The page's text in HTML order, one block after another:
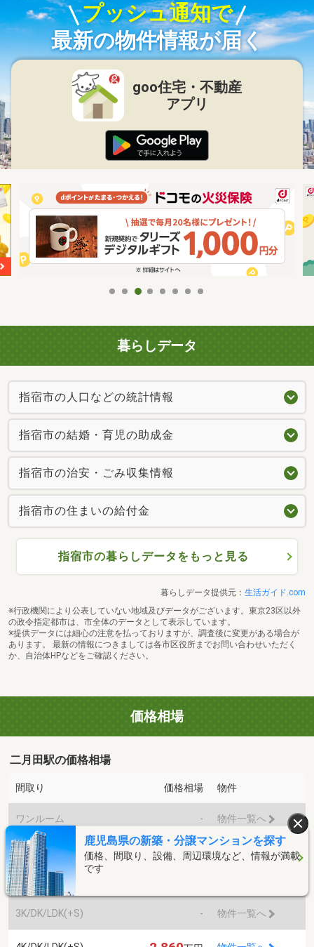
プッシュ通知で
最新の物件情報が届く
goo住宅・不動産
アプリ
暮らしデータ
指宿市の人口などの統計情報
指宿市の結婚・育児の助成金
指宿市の治安・ごみ収集情報
指宿市の住まいの給付金
指宿市の暮らしデータをもっと見る
暮らしデータ提供元： 生活ガイド.com
※行政機関により公表していない地域及びデータがございます。東京23区以外
の政令指定都市は、市全体のデータとして表示しています。
※提供データには細心の注意を払っておりますが、調査後に変更がある場合が
あります。 最新の情報につきましては各市区役所までお問い合わせいただく
か、自治体HPなどをご確認ください。
価格相場
二月田駅の価格相場
間取り 価格相場 物件
ワンルーム - 物件一覧へ
1K/DK/LDK(+S) - 物件一覧へ
2K/DK/LDK(+S)
3K/DK/LDK(+S) - 物件一覧へ
鹿児島県の新築・分譲マンションを探す
価格、間取り、設備、周辺環境など、情報が満載
です